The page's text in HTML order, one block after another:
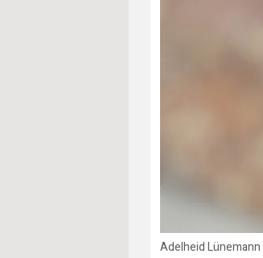
Adelheid